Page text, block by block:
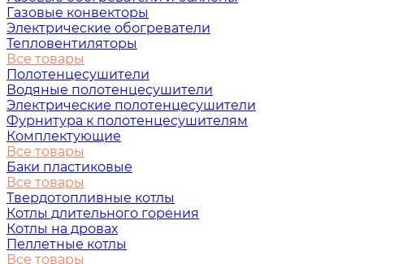
Газовые конвекторы
Электрические обогреватели
Тепловентиляторы
Все товары
Полотенцесушители
Водяные полотенцесушители
Электрические полотенцесушители
Фурнитура к полотенцесушителям
Комплектующие
Все товары
Баки пластиковые
Все товары
Твердотопливные котлы
Котлы длительного горения
Котлы на дровах
Пеллетные котлы
Все товары